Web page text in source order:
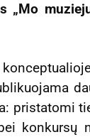
„Mo
pristatomi
konkursų